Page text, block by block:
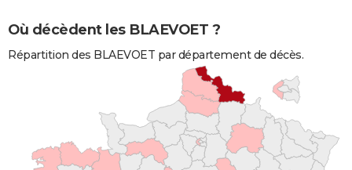
Où décèdent les BLAEVOET ?
Répartition des BLAEVOET par département de décès.